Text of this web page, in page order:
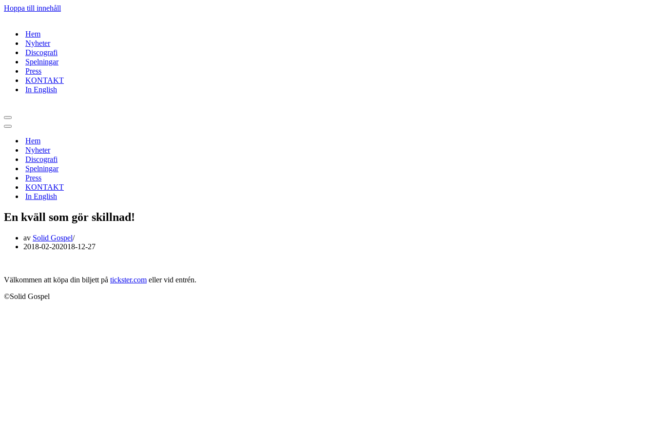
Hoppa till innehåll
Hem
Nyheter
Discografi
Spelningar
Press
KONTAKT
In English
Navigeringsmeny
Navigeringsmeny
Hem
Nyheter
Discografi
Spelningar
Press
KONTAKT
In English
En kväll som gör skillnad!
av Solid Gospel
2018-02-202018-12-27
Välkommen att köpa din biljett på tickster.com eller vid entrén.
©Solid Gospel